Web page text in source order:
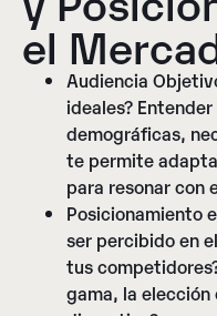
el
Audiencia
ideales?
demográficas,
te permite
para resonar con
Posicionamiento
ser percibido en
tus
gama, la